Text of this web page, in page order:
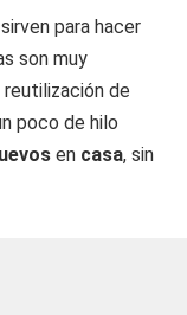
para hacer
son muy
de
poco de hilo
en casa, sin